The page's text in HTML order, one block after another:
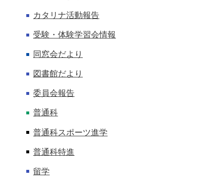
カタリナ活動報告
受験・体験学習会情報
同窓会だより
図書館だより
委員会報告
普通科
普通科スポーツ進学
普通科特進
留学